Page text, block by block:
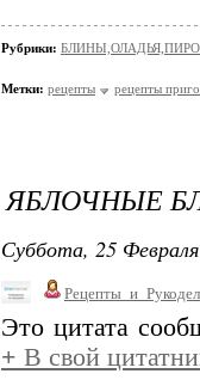
Рубрики:
Метки: рецепты рецепты
ЯБЛОЧНЫЕ
Суббота, 25
Это цитата
+ В свой